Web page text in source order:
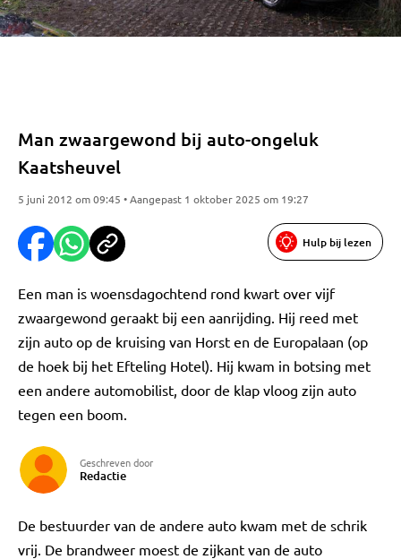
Man zwaargewond bij auto-ongeluk
Kaatsheuvel
5 juni 2012 om 09:45 • Aangepast 1 oktober 2025 om 19:27
Hulp bij lezen
Een man is woensdagochtend rond kwart over vijf
zwaargewond geraakt bij een aanrijding. Hij reed met
zijn auto op de kruising van Horst en de Europalaan (op
de hoek bij het Efteling Hotel). Hij kwam in botsing met
een andere automobilist, door de klap vloog zijn auto
tegen een boom.
Geschreven door
Redactie
De bestuurder van de andere auto kwam met de schrik
vrij. De brandweer moest de zijkant van de auto